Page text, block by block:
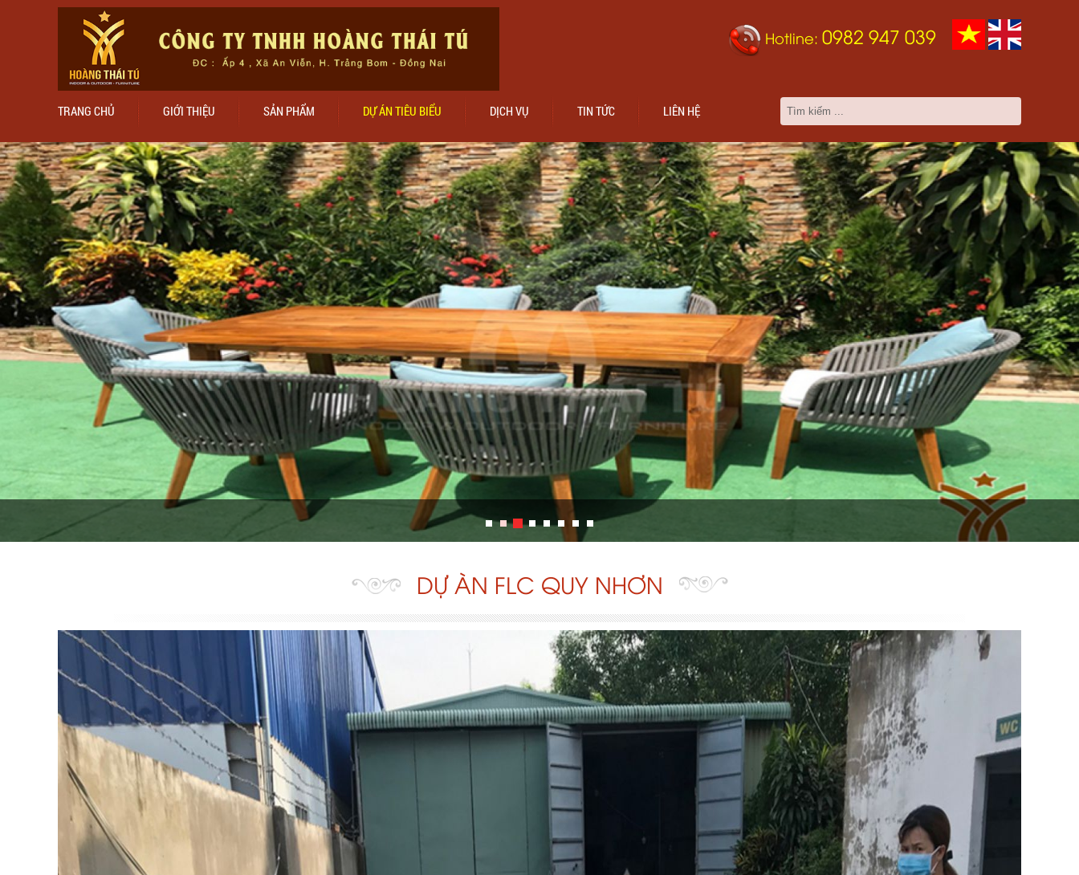
Hotline: 0982 947 039
TRANG CHỦ GIỚI THIỆU SẢN PHẨM DỰ ÁN TIÊU BIỂU DỊCH VỤ TIN TỨC LIÊN HỆ
DỰ ÀN FLC QUY NHƠN